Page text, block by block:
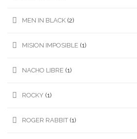
MEN IN BLACK (2)
MISION IMPOSIBLE (1)
NACHO LIBRE (1)
ROCKY (1)
ROGER RABBIT (1)